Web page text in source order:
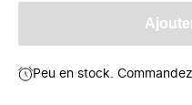
Peu en stock.